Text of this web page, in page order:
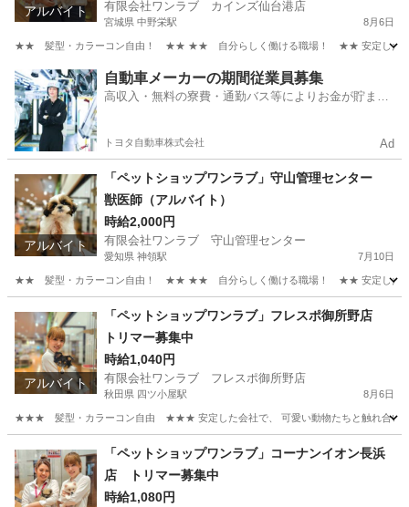
アルバイト 有限会社ワンラブ カインズ仙台港店
宮城県 中野栄駅 8月6日
★★ 髪型・カラーコン自由！ ★★ ★★ 自分らしく働ける職場！ ★★ 安定した会社で
宮城 仙台市 中野栄駅 その他 スタッフ
自動車メーカーの期間従業員募集
高収入・無料の寮費・通勤バス等によりお金が貯まり
トヨタ自動車株式会社 Ad
アルバイト
「ペットショップワンラブ」守山管理センター
獣医師（アルバイト）
時給2,000円
有限会社ワンラブ 守山管理センター
愛知県 神領駅 7月10日
★★ 髪型・カラーコン自由！ ★★ ★★ 自分らしく働ける職場！ ★★ 安定した会社で
神領駅 その他 スタッフ
アルバイト
「ペットショップワンラブ」フレスポ御所野店
トリマー募集中
時給1,040円
有限会社ワンラブ フレスポ御所野店
秋田県 四ツ小屋駅 8月6日
★★★ 髪型・カラーコン自由 ★★★ 安定した会社で、 可愛い動物たちと触れ合いな
四ツ小屋駅 その他 動物
「ペットショップワンラブ」コーナンイオン長浜
店 トリマー募集中
時給1,080円